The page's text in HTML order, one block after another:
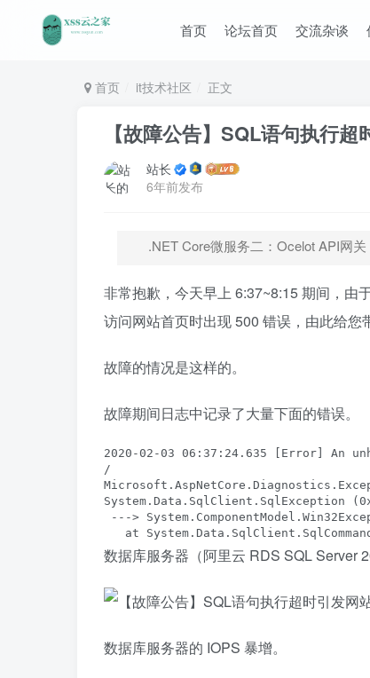
首页 论坛首页 交流杂谈
首页 it技术社区 正文
【故障公告】SQL语句执行
站长
6年前发布
.NET Core微服务二：Ocelot API网关
非常抱歉，今天早上 6:37~8:15 期间，由
访问网站首页时出现 500 错误，由此给您
故障的情况是这样的。
故障期间日志中记录了大量下面的错误。
2020-02-03 06:37:24.635 [Error] An
/
System.Data.SqlClient.SqlException
--->
at
数据库服务器（阿里云 RDS SQL Server
数据库服务器的 IOPS 暴增。